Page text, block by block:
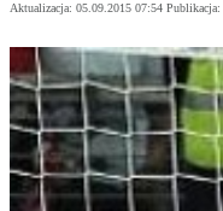
Aktualizacja: 05.09.2015 07:54 Publikacja: